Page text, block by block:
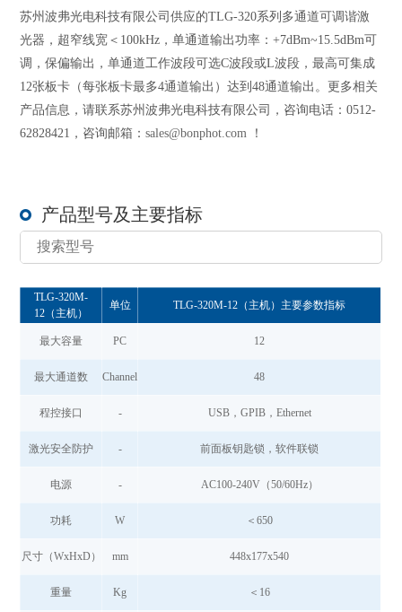
苏州波弗光电科技有限公司供应的TLG-320系列多通道可调谐激
光器，超窄线宽＜100kHz，单通道输出功率：+7dBm~15.5dBm可
调，保偏输出，单通道工作波段可选C波段或L波段，最高可集成
12张板卡（每张板卡最多4通道输出）达到48通道输出。更多相关
产品信息，请联系苏州波弗光电科技有限公司，咨询电话：0512-
62828421，咨询邮箱：sales@bonphot.com ！
产品型号及主要指标
TLG-320M-
12（主机）
单位 TLG-320M-12（主机）主要参数指标
最大容量 PC 12
最大通道数 Channel 48
程控接口 - USB，GPIB，Ethernet
激光安全防护 - 前面板钥匙锁，软件联锁
电源 - AC100-240V（50/60Hz）
功耗 W ＜650
尺寸（WxHxD） mm 448x177x540
重量 Kg ＜16